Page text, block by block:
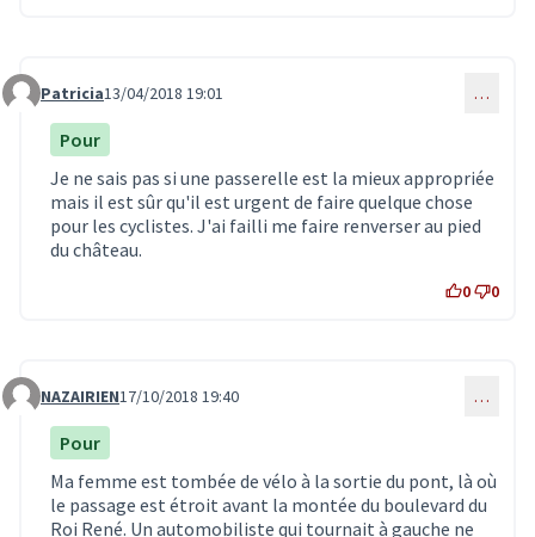
Commentaire 586
Patricia13/04/2018 19:01 …
Pour
Je ne sais pas si une passerelle est la mieux appropriée
mais il est sûr qu'il est urgent de faire quelque chose
pour les cyclistes. J'ai failli me faire renverser au pied
du château.
0 0
Commentaire 1036
NAZAIRIEN17/10/2018 19:40 …
Pour
Ma femme est tombée de vélo à la sortie du pont, là où
le passage est étroit avant la montée du boulevard du
Roi René. Un automobiliste qui tournait à gauche ne